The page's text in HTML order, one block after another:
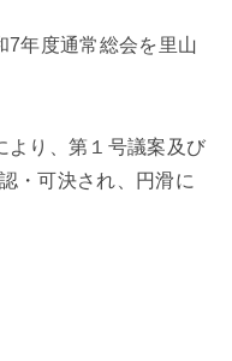
年度通常総会を里山
り、第１号議案及び
・可決され、円滑に